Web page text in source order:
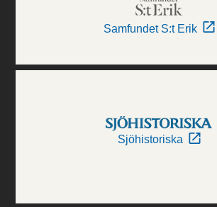
Samfundet S:t Erik
Sjöhistoriska